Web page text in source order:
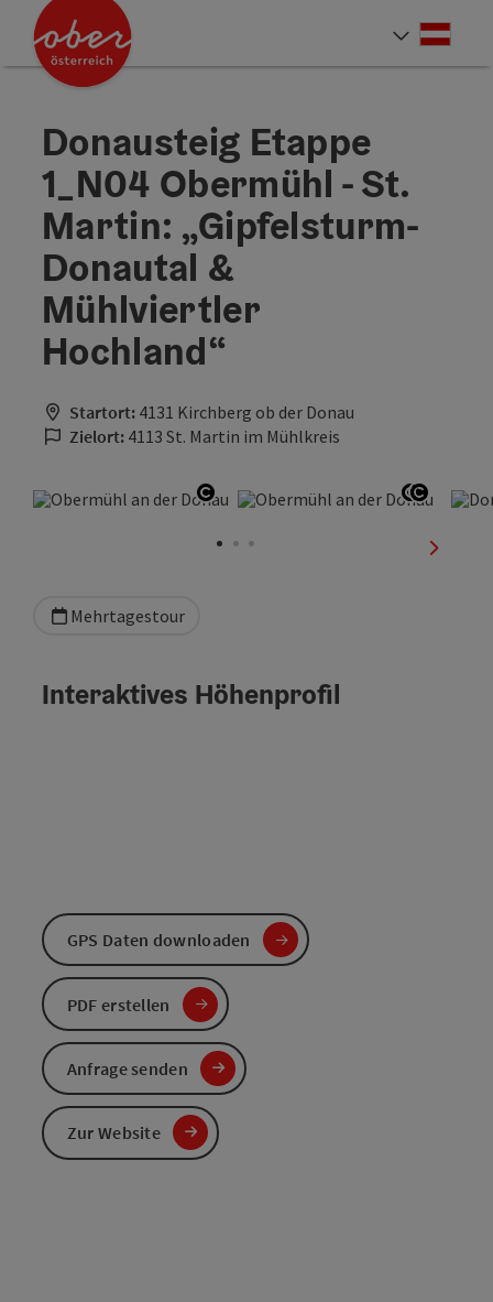
Zum Inhalt
Zur Navigation
Zum Seitenanfang
Zur Kontaktseite
Zur Suche Accesskey
[4]
Zum Impressum
Zu den Hinweisen zur Bedienung der Website Accesskey
Zur Startseite
Donausteig Etappe
1_N04 Obermühl - St.
Martin: „Gipfelsturm-
Donautal &
Mühlviertler
Hochland“
Startort: 4131 Kirchberg ob der Donau
Zielort: 4113 St. Martin im Mühlkreis
Mehrtagestour
Interaktives Höhenprofil
GPS Daten downloaden
PDF erstellen
Anfrage senden
Zur Website